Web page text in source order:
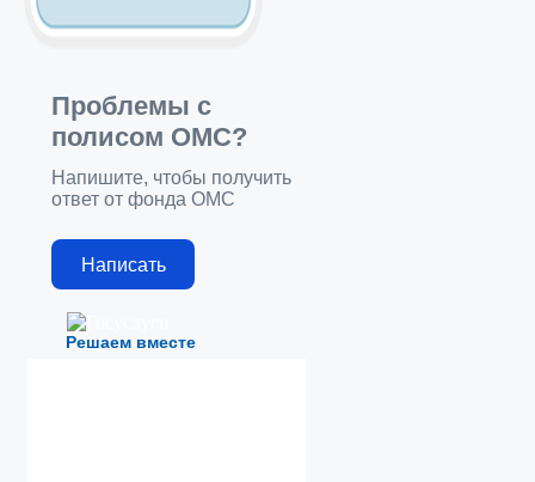
Решаем вместе
Проблемы с
полисом ОМС?
Напишите, чтобы получить
ответ от фонда ОМС
Написать